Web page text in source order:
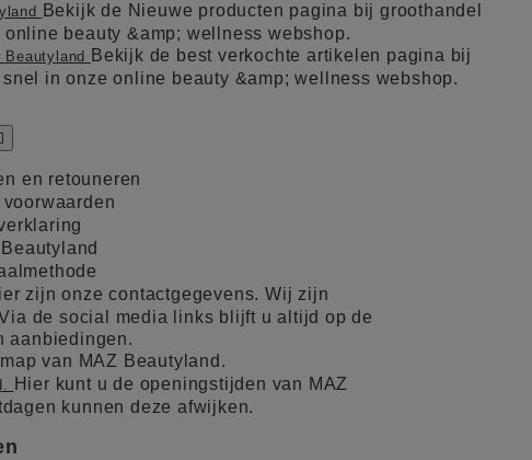
Bekijk de Nieuwe producten pagina bij groothandel
beauty &amp; wellness webshop.
Bekijk de best verkochte artikelen pagina bij
in onze online beauty &amp; wellness webshop.
en retouneren
zijn onze contactgegevens. Wij zijn
de social media links blijft u altijd op de
aanbiedingen.
van MAZ Beautyland.
Hier kunt u de openingstijden van MAZ
kunnen deze afwijken.